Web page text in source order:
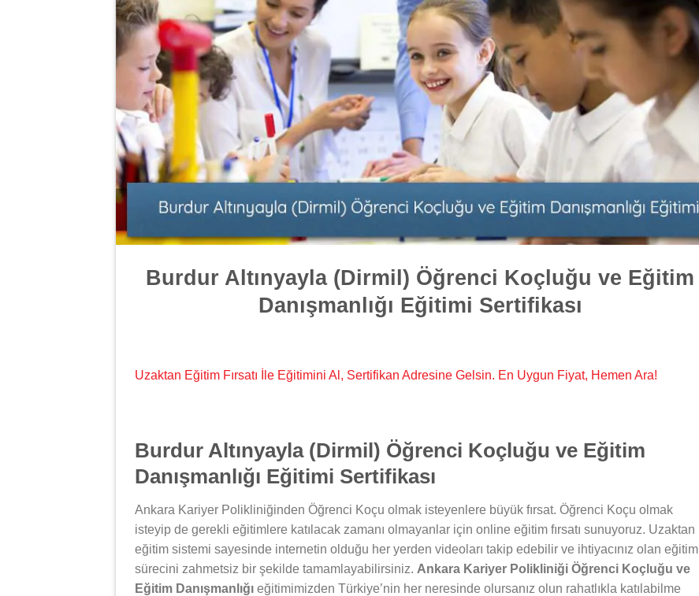
Burdur Altınyayla (Dirmil) Öğrenci Koçluğu ve Eğitim
Danışmanlığı Eğitimi Sertifikası
Uzaktan Eğitim Fırsatı İle Eğitimini Al, Sertifikan Adresine Gelsin. En Uygun Fiyat, Hemen Ara!
Burdur Altınyayla (Dirmil) Öğrenci Koçluğu ve Eğitim
Danışmanlığı Eğitimi Sertifikası
Ankara Kariyer Polikliniğinden Öğrenci Koçu olmak isteyenlere büyük fırsat. Öğrenci Koçu olmak
isteyip de gerekli eğitimlere katılacak zamanı olmayanlar için online eğitim fırsatı sunuyoruz. Uzaktan
eğitim sistemi sayesinde internetin olduğu her yerden videoları takip edebilir ve ihtiyacınız olan eğitim
sürecini zahmetsiz bir şekilde tamamlayabilirsiniz. Ankara Kariyer Polikliniği Öğrenci Koçluğu ve
Eğitim Danışmanlığı eğitimimizden Türkiye’nin her neresinde olursanız olun rahatlıkla katılabilme